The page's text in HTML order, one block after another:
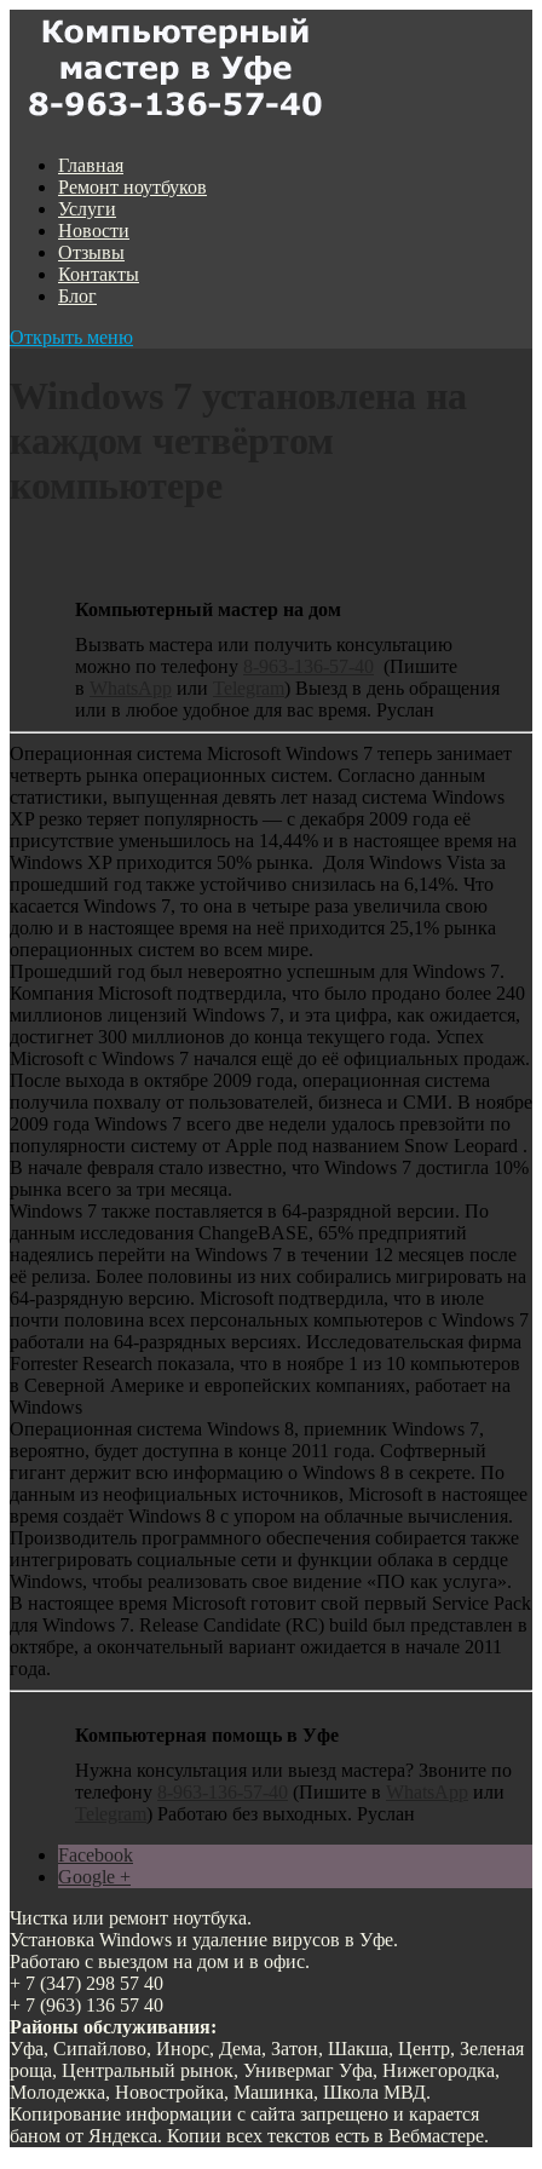
Главная
Ремонт ноутбуков
Услуги
Новости
Отзывы
Контакты
Блог
Открыть меню
Компьютерный мастер на дом
Вызвать мастера или получить консультацию
можно по телефону
(Пишите
в
или
) Выезд в день обращения
или в любое удобное для вас время. Руслан
Операционная система Microsoft Windows 7 теперь занимает
четверть рынка операционных систем. Согласно данным
статистики, выпущенная девять лет назад система Windows
XP резко теряет популярность — с декабря 2009 года её
присутствие уменьшилось на 14,44% и в настоящее время на
Windows XP приходится 50% рынка. Доля Windows Vista за
прошедший год также устойчиво снизилась на 6,14%. Что
касается Windows 7, то она в четыре раза увеличила свою
долю и в настоящее время на неё приходится 25,1% рынка
операционных систем во всем мире.
Прошедший год был невероятно успешным для Windows 7.
Компания Microsoft подтвердила, что было продано более 240
миллионов лицензий Windows 7, и эта цифра, как ожидается,
достигнет 300 миллионов до конца текущего года. Успех
Microsoft с Windows 7 начался ещё до её официальных продаж.
После выхода в октябре 2009 года, операционная система
получила похвалу от пользователей, бизнеса и СМИ. В ноябре
2009 года Windows 7 всего две недели удалось превзойти по
популярности систему от Apple под названием Snow Leopard .
В начале февраля стало известно, что Windows 7 достигла 10%
рынка всего за три месяца.
Windows 7 также поставляется в 64-разрядной версии. По
данным исследования ChangeBASE, 65% предприятий
надеялись перейти на Windows 7 в течении 12 месяцев после
её релиза. Более половины из них собирались мигрировать на
64-разрядную версию. Microsoft подтвердила, что в июле
почти половина всех персональных компьютеров с Windows 7
работали на 64-разрядных версиях. Исследовательская фирма
Forrester Research показала, что в ноябре 1 из 10 компьютеров
в Северной Америке и европейских компаниях, работает на
Windows
Операционная система Windows 8, приемник Windows 7,
вероятно, будет доступна в конце 2011 года. Софтверный
гигант держит всю информацию о Windows 8 в секрете. По
данным из неофициальных источников, Microsoft в настоящее
время создаёт Windows 8 с упором на облачные вычисления.
Производитель программного обеспечения собирается также
интегрировать социальные сети и функции облака в сердце
Windows, чтобы реализовать свое видение «ПО как услуга».
В настоящее время Microsoft готовит свой первый Service Pack
для Windows 7. Release Candidate (RC) build был представлен в
октябре, а окончательный вариант ожидается в начале 2011
года.
Компьютерная помощь в Уфе
Нужна консультация или выезд мастера? Звоните по
телефону
(Пишите в
или
) Работаю без выходных. Руслан
Facebook
Google +
Чистка или ремонт ноутбука.
Установка Windows и удаление вирусов в Уфе.
Работаю с выездом на дом и в офис.
+ 7 (347) 298 57 40
+ 7 (963) 136 57 40
Районы обслуживания:
Уфа, Сипайлово, Инорс, Дема, Затон, Шакша, Центр, Зеленая
роща, Центральный рынок, Универмаг Уфа, Нижегородка,
Молодежка, Новостройка, Машинка, Школа МВД.
Копирование информации с сайта запрещено и карается
баном от Яндекса. Копии всех текстов есть в Вебмастере.